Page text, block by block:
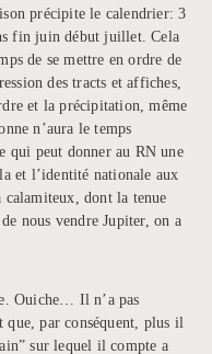
précipite le calendrier: 3
fin juin début juillet. Cela
de se mettre en ordre de
des tracts et affiches,
et la précipitation, même
n’aura le temps
qui peut donner au RN une
et l’identité nationale aux
calamiteux, dont la tenue
nous vendre Jupiter, on a
Ouiche… Il n’a pas
par conséquent, plus il
sur lequel il compte a